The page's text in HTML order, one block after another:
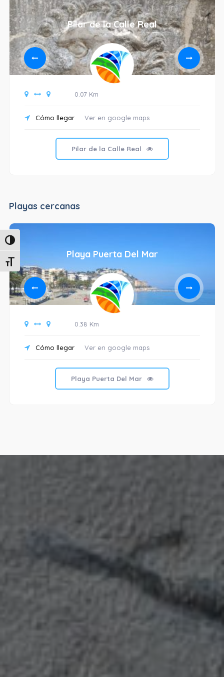
Alternar alto contraste
Alternar tamaño de letra
Pilar de la Calle Real
0.07 Km
Cómo llegar Ver en google maps
Pilar de la Calle Real
Playas cercanas
Playa Puerta Del Mar
0.38 Km
Cómo llegar Ver en google maps
Playa Puerta Del Mar